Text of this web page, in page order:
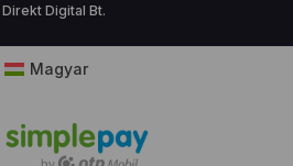
Digital Bt.
Magyar